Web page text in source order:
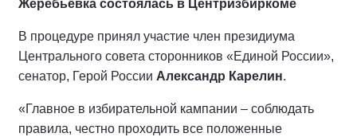
Жеребьёвка состоялась в Центризбиркоме
В процедуре принял участие член президиума
Центрального совета сторонников «Единой России»,
сенатор, Герой России Александр Карелин.
«Главное в избирательной кампании – соблюдать
правила, честно проходить все положенные